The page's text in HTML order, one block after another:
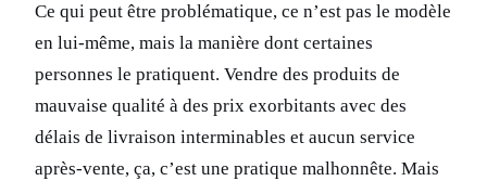
Ce qui peut être problématique, ce n’est pas le modèle
en lui-même, mais la manière dont certaines
personnes le pratiquent. Vendre des produits de
mauvaise qualité à des prix exorbitants avec des
délais de livraison interminables et aucun service
après-vente, ça, c’est une pratique malhonnête. Mais